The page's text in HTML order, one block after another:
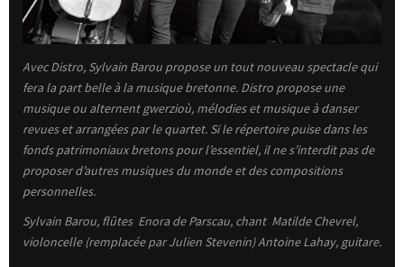
Avec Distro, Sylvain Barou propose un tout nouveau spectacle qui
fera la part belle à la musique bretonne. Distro propose une
musique ou alternent gwerzioù, mélodies et musique à danser
revues et arrangées par le quartet. Si le répertoire puise dans les
fonds patrimoniaux bretons pour l’essentiel, il ne s’interdit pas de
proposer d’autres musiques du monde et des compositions
personnelles.
Sylvain Barou, flûtes Enora de Parscau, chant Matilde Chevrel,
violoncelle (remplacée par Julien Stevenin) Antoine Lahay, guitare.